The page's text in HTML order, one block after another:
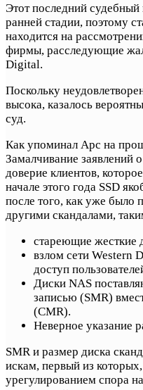
Этот последний
ранней стадии, поэтому
находится на
фирмы, расследующие
Digital.
Поскольку
высока, казалось
суд.
Как упоминал Арс на
Замалчивание заявлений
доверие клиентов,
начале этого года SSD
после того, как уже было
другими скандалами,
стареющие жесткие
взлом сети
доступ
Диски NAS
записью (SMR)
(CMR).
Неверное указание
SMR и размер диска
искам, первый из
урегулированием спора